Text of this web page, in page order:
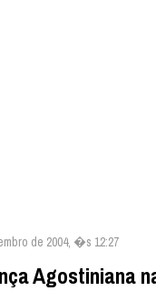
de 2004, �s 12:27
Agostiniana